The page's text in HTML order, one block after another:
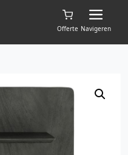
Offerte Navigeren